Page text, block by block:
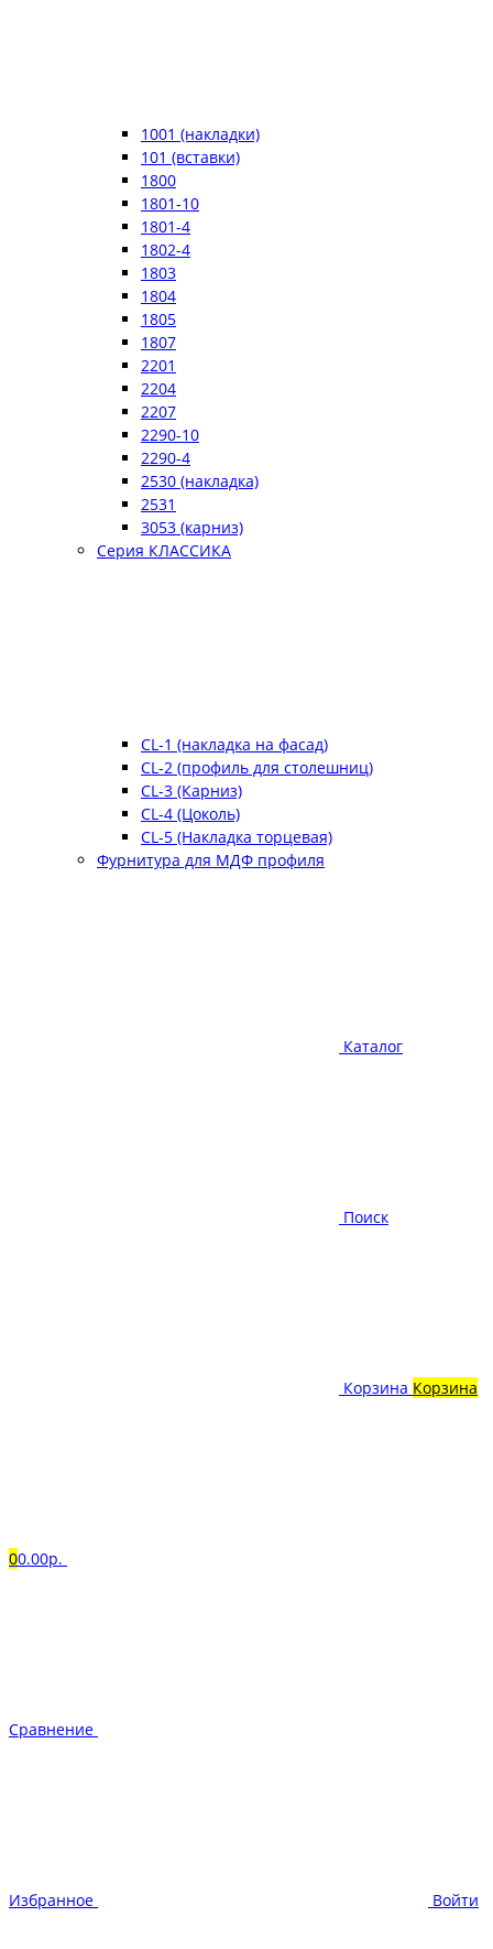
1001 (накладки)
101 (вставки)
1800
1801-10
1801-4
1802-4
1803
1804
1805
1807
2201
2204
2207
2290-10
2290-4
2530 (накладка)
2531
3053 (карниз)
Серия КЛАССИКА
CL-1 (накладка на фасад)
CL-2 (профиль для столешниц)
CL-3 (Карниз)
CL-4 (Цоколь)
CL-5 (Накладка торцевая)
Фурнитура для МДФ профиля
Каталог
Поиск
Корзина Корзина
00.00р.
Сравнение
Избранное Войти